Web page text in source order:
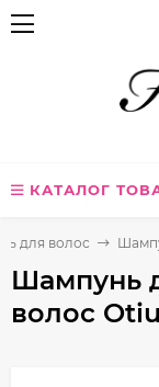
КАТАЛОГ
для волос
Шампунь
волос